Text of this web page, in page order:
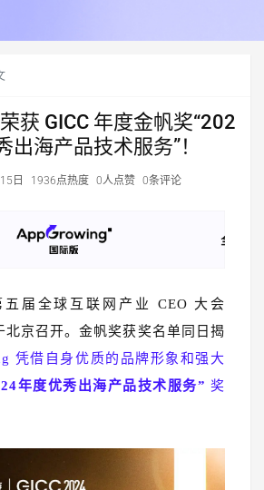
获 GICC 年度金帆奖“202
出海产品技术服务”！
日 1936点热度 0人点赞 0条评论
届全球互联网产业 CEO 大会
北京召开。金帆奖获奖名单同日揭
凭借自身优质的品牌形象和强大
年度优秀出海产品技术服务” 奖